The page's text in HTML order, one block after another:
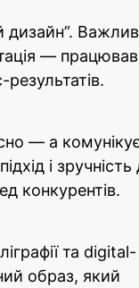
дизайн”.
—
— а
і зручність
конкурентів.
та digital-
образ, який